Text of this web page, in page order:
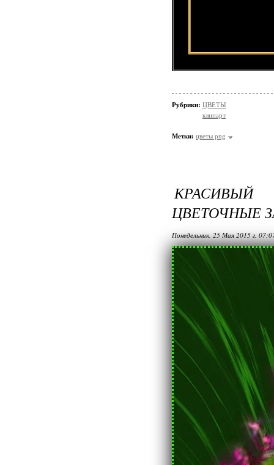
Рубрики: ЦВЕТЫ
клипарт
Метки: цветы png
ЦВЕТОЧНЫЕ
Понедельник, 25 Мая 2015 г.